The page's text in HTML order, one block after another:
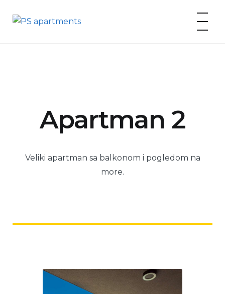
PS apartments
Apartman 2
Veliki apartman sa balkonom i pogledom na
more.